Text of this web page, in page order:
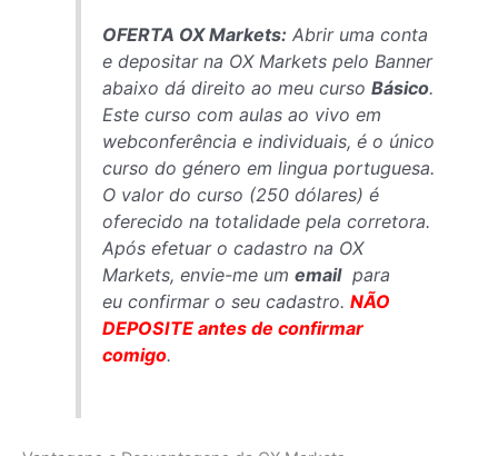
OFERTA OX Markets: Abrir uma conta
e depositar na OX Markets pelo Banner
abaixo dá direito ao meu cursoBásico.
Este curso com aulas ao vivo em
webconferência e individuais, é o único
curso do género em lingua portuguesa.
O valor do curso (250 dólares) é
oferecido na totalidade pela corretora.
Após efetuar o cadastro na OX
Markets, envie-me umemailpara
eu confirmar o seu cadastro.NÃO
DEPOSITE antes de confirmar
comigo.